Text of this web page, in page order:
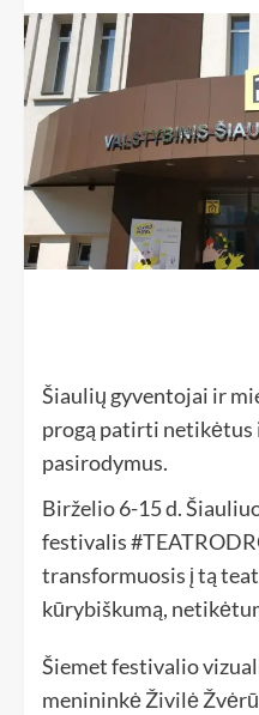
Šiaulių gyventojai ir
progą patirti netikėtus
pasirodymus.
Birželio 6-15 d.
festivalis
transformuosis į tą
kūrybiškumą,
Šiemet festivalio
menininkė Živilė